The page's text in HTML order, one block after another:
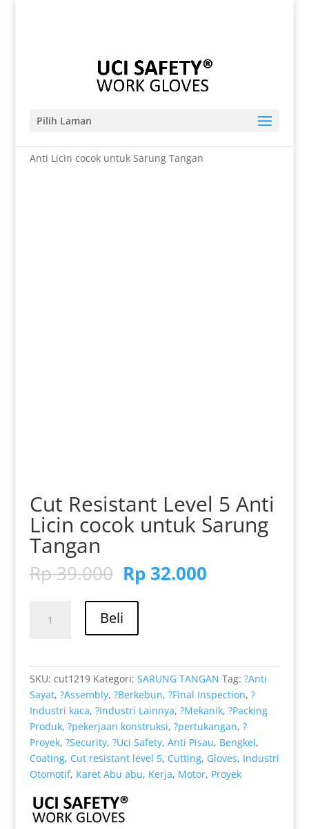
Pilih Laman
Anti Licin cocok untuk Sarung Tangan
Cut Resistant Level 5 Anti
Licin cocok untuk Sarung
Tangan
Rp39.000 Harga
aslinya
adalah:
Rp 39.000.
Rp32.000Harga
Licin
Sarung
Tangan
Beli
SKU: cut1219 Kategori: SARUNG TANGAN Tag: ?Anti
Sayat, ?Assembly, ?Berkebun, ?Final Inspection, ?
Industri kaca, ?Industri Lainnya, ?Mekanik, ?Packing
Produk, ?pekerjaan konstruksi, ?pertukangan, ?
Proyek, ?Security, ?Uci Safety, Anti Pisau, Bengkel,
Coating, Cut resistant level 5, Cutting, Gloves, Industri
Otomotif, Karet Abu abu, Kerja, Motor, Proyek